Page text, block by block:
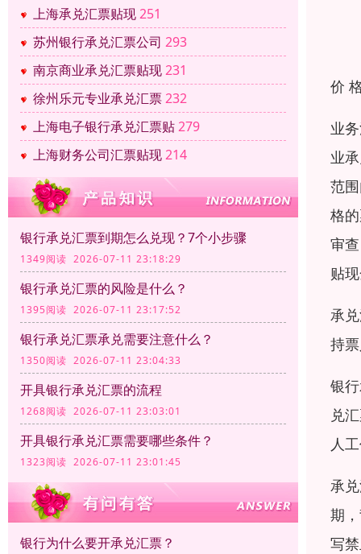
上海承兑汇票贴现251
苏州银行承兑汇票公司 293
南京商业承兑汇票贴现231
徐州乐元专业承兑汇票232
上海电子银行承兑汇票贴279
上海财务公司汇票贴现214
银行承兑汇票到期怎么兑现？7个小步骤
1349阅读 2026-07-11 23:18:29
银行承兑汇票的风险是什么？
1395阅读 2026-07-11 23:17:52
银行承兑汇票承兑需要注意什么？
1350阅读 2026-07-11 23:04:33
开具银行承兑汇票的流程
1268阅读 2026-07-11 23:03:01
开具银行承兑汇票需要哪些条件？
1323阅读 2026-07-11 23:01:45
银行为什么要开承兑汇票？
价
业
业
范
格
审
贴
承
持
银
兑
人
承
期
写